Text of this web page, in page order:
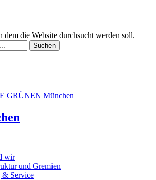
dem die Website durchsucht werden soll.
Suchen
wir
und Gremien
& Service